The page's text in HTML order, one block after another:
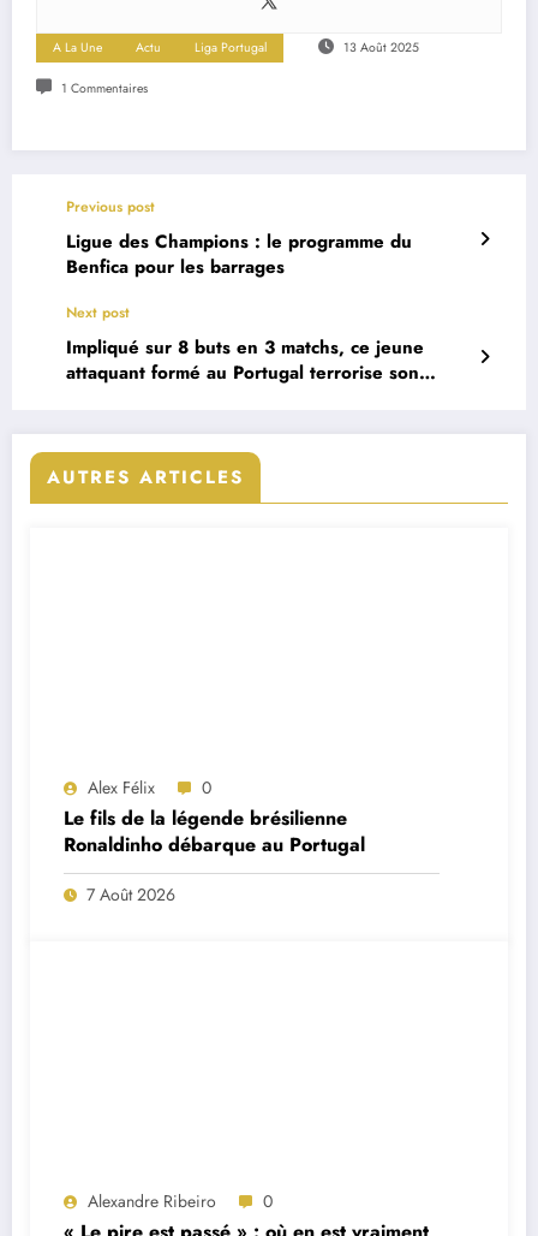
A La Une Actu Liga Portugal 13 Août 2025
1 Commentaires
Previous post
Ligue des Champions : le programme du
Benfica pour les barrages
Next post
Impliqué sur 8 buts en 3 matchs, ce jeune
attaquant formé au Portugal terrorise son
AUTRES ARTICLES
Alex Félix 0
Le fils de la légende brésilienne
Ronaldinho débarque au Portugal
7 Août 2026
Alexandre Ribeiro 0